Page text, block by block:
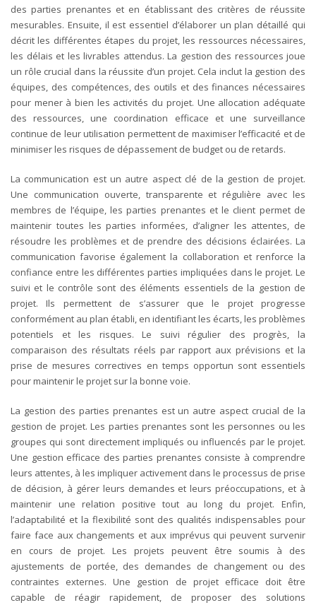
des parties prenantes et en établissant des critères de réussite
mesurables. Ensuite, il est essentiel d’élaborer un plan détaillé qui
décrit les différentes étapes du projet, les ressources nécessaires,
les délais et les livrables attendus. La gestion des ressources joue
un rôle crucial dans la réussite d’un projet. Cela inclut la gestion des
équipes, des compétences, des outils et des finances nécessaires
pour mener à bien les activités du projet. Une allocation adéquate
des ressources, une coordination efficace et une surveillance
continue de leur utilisation permettent de maximiser l’efficacité et de
minimiser les risques de dépassement de budget ou de retards.
La communication est un autre aspect clé de la gestion de projet.
Une communication ouverte, transparente et régulière avec les
membres de l’équipe, les parties prenantes et le client permet de
maintenir toutes les parties informées, d’aligner les attentes, de
résoudre les problèmes et de prendre des décisions éclairées. La
communication favorise également la collaboration et renforce la
confiance entre les différentes parties impliquées dans le projet. Le
suivi et le contrôle sont des éléments essentiels de la gestion de
projet. Ils permettent de s’assurer que le projet progresse
conformément au plan établi, en identifiant les écarts, les problèmes
potentiels et les risques. Le suivi régulier des progrès, la
comparaison des résultats réels par rapport aux prévisions et la
prise de mesures correctives en temps opportun sont essentiels
pour maintenir le projet sur la bonne voie.
La gestion des parties prenantes est un autre aspect crucial de la
gestion de projet. Les parties prenantes sont les personnes ou les
groupes qui sont directement impliqués ou influencés par le projet.
Une gestion efficace des parties prenantes consiste à comprendre
leurs attentes, à les impliquer activement dans le processus de prise
de décision, à gérer leurs demandes et leurs préoccupations, et à
maintenir une relation positive tout au long du projet. Enfin,
l’adaptabilité et la flexibilité sont des qualités indispensables pour
faire face aux changements et aux imprévus qui peuvent survenir
en cours de projet. Les projets peuvent être soumis à des
ajustements de portée, des demandes de changement ou des
contraintes externes. Une gestion de projet efficace doit être
capable de réagir rapidement, de proposer des solutions